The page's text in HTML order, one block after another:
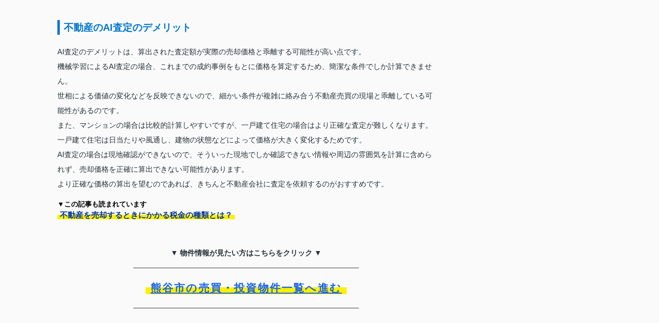
不動産のAI査定のデメリット
AI査定のデメリットは、算出された査定額が実際の売却価格と乖離する可能性が高い点です。
機械学習によるAI査定の場合、これまでの成約事例をもとに価格を算定するため、簡潔な条件でしか計算できませ
ん。
世相による価値の変化などを反映できないので、細かい条件が複雑に絡み合う不動産売買の現場と乖離している可
能性があるのです。
また、マンションの場合は比較的計算しやすいですが、一戸建て住宅の場合はより正確な査定が難しくなります。
一戸建て住宅は日当たりや風通し、建物の状態などによって価格が大きく変化するためです。
AI査定の場合は現地確認ができないので、そういった現地でしか確認できない情報や周辺の雰囲気を計算に含めら
れず、売却価格を正確に算出できない可能性があります。
より正確な価格の算出を望むのであれば、きちんと不動産会社に査定を依頼するのがおすすめです。
▼この記事も読まれています
不動産を売却するときにかかる税金の種類とは？
▼ 物件情報が見たい方はこちらをクリック ▼
熊谷市の売買・投資物件一覧へ進む